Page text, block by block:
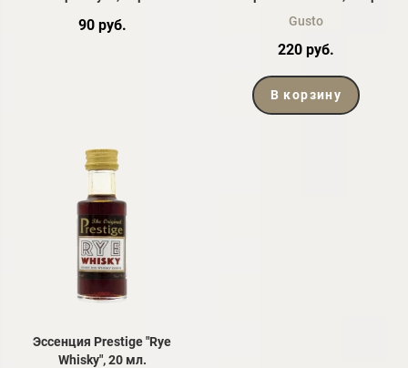
90 руб.
Gusto
220 руб.
В корзину
Эссенция Prestige "Rye
Whisky", 20 мл.